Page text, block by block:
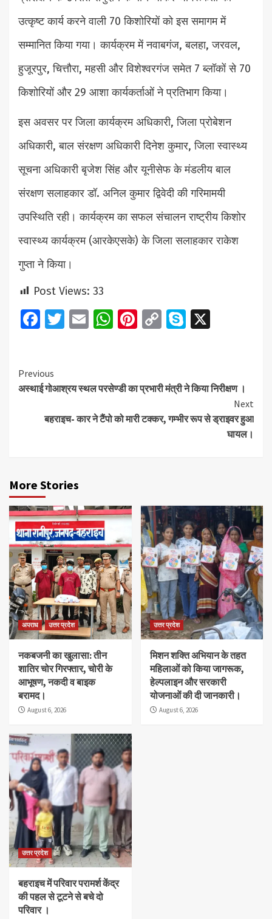
उत्कृष्ट कार्य करने वाली 70 किशोरियों को इस समागम में
सम्मानित किया गया। कार्यक्रम में नवाबगंज, बलहा, जरवल,
हुजूरपुर, चित्तौरा, महसी और विशेश्वरगंज समेत 7 ब्लॉकों से 70
किशोरियों और 29 आशा कार्यकर्ताओं ने प्रतिभाग किया।
इस अवसर पर जिला कार्यक्रम अधिकारी, जिला प्रोबेशन
अधिकारी, बाल संरक्षण अधिकारी दिनेश कुमार, जिला स्वास्थ्य
सूचना अधिकारी बृजेश सिंह और यूनीसेफ के मंडलीय बाल
संरक्षण सलाहकार डॉ. अनिल कुमार द्विवेदी की गरिमामयी
उपस्थिति रही। कार्यक्रम का सफल संचालन राष्ट्रीय किशोर
स्वास्थ्य कार्यक्रम (आरकेएसके) के जिला सलाहकार राकेश
गुप्ता ने किया।
Post Views: 33
Facebook
Twitter
EmailWhatsApp
Pinterest
CopySkype
Continue
Reading
Previous
अस्थाई गोआश्रय स्थल परसेण्डी का प्रभारी मंत्री ने किया निरीक्षण ।
Next
बहराइच- कार ने टैंपो को मारी टक्कर, गम्भीर रूप से ड्राइवर हुआ
घायल।
More Stories
अपराध उत्तर प्रदेश
नकबजनी का खुलासा: तीन
शातिर चोर गिरफ्तार, चोरी के
आभूषण, नकदी व बाइक
बरामद।
August 6, 2026
उत्तर प्रदेश
मिशन शक्ति अभियान के तहत
महिलाओं को किया जागरूक,
हेल्पलाइन और सरकारी
योजनाओं की दी जानकारी।
August 6, 2026
उत्तर प्रदेश
बहराइच में परिवार परामर्श केंद्र
की पहल से टूटने से बचे दो
परिवार ।